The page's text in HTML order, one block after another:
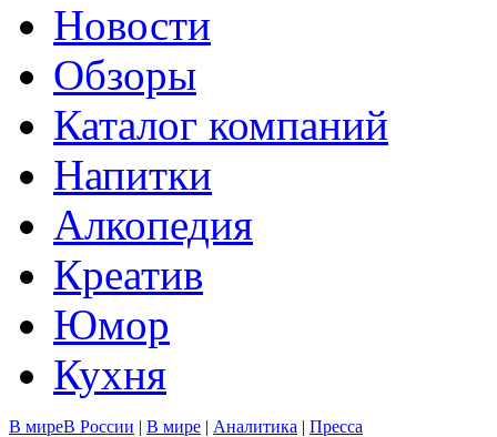
Новости
Обзоры
Каталог компаний
Напитки
Алкопедия
Креатив
Юмор
Кухня
В миреВ России | В мире | Аналитика | Пресса